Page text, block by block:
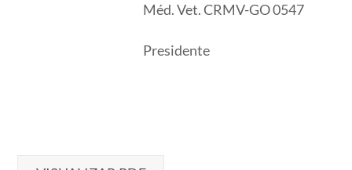
Méd. Vet. CRMV-GO 0547
Presidente